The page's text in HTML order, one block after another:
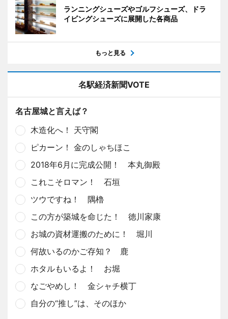
ランニングシューズやゴルフシューズ、ドラ
イビングシューズに展開した各商品
もっと見る
名駅経済新聞VOTE
名古屋城と言えば？
木造化へ！ 天守閣
ピカーン！ 金のしゃちほこ
2018年6月に完成公開！ 本丸御殿
これこそロマン！ 石垣
ツウですね！ 隅櫓
この方が築城を命じた！ 徳川家康
お城の資材運搬のために！ 堀川
何故いるのかご存知？ 鹿
ホタルもいるよ！ お堀
なごやめし！ 金シャチ横丁
自分の“推し”は、そのほか